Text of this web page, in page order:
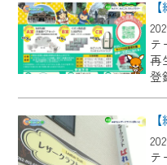
テ
再
登
テ
2024/09/02
動画配信サービス
年9月24日からリ
【変更点】
◆デザイン変更に
の動画コンテンツ
◆当社アプリやＰ